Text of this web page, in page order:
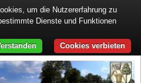
um die Nutzererfahrung zu
Dienste und Funktionen
Cookies verbieten